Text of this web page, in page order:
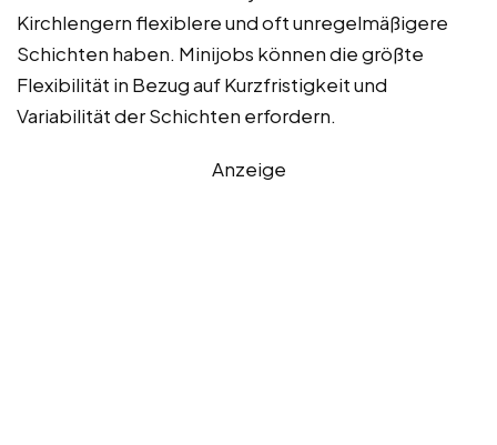
Kirchlengern flexiblere und oft unregelmäßigere
Schichten haben. Minijobs können die größte
Flexibilität in Bezug auf Kurzfristigkeit und
Variabilität der Schichten erfordern.
Anzeige